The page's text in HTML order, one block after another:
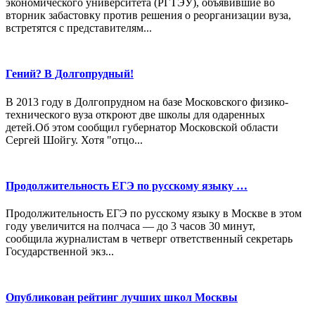
экономического университета (РГТЭУ), объявившие во
вторник забастовку против решения о реорганизации вуза,
встретятся с представителям...
Гений? В Долгопрудный!
В 2013 году в Долгопрудном на базе Московского физико-
технического вуза откроют две школы для одаренных
детей.Об этом сообщил губернатор Московской области
Сергей Шойгу. Хотя "отцо...
Продолжительность ЕГЭ по русскому языку …
Продолжительность ЕГЭ по русскому языку в Москве в этом
году увеличится на полчаса — до 3 часов 30 минут,
сообщила журналистам в четверг ответственный секретарь
Государственной экз...
Опубликован рейтинг лучших школ Москвы